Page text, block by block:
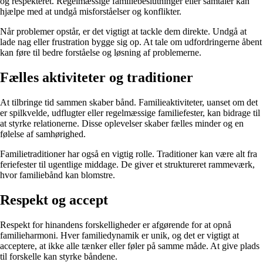
hjælpe med at undgå misforståelser og konflikter.
Når problemer opstår, er det vigtigt at tackle dem direkte. Undgå at
lade nag eller frustration bygge sig op. At tale om udfordringerne åbent
kan føre til bedre forståelse og løsning af problemerne.
Fælles aktiviteter og traditioner
At tilbringe tid sammen skaber bånd. Familieaktiviteter, uanset om det
er spilkvelde, udflugter eller regelmæssige familiefester, kan bidrage til
at styrke relationerne. Disse oplevelser skaber fælles minder og en
følelse af samhørighed.
Familietraditioner har også en vigtig rolle. Traditioner kan være alt fra
feriefester til ugentlige middage. De giver et struktureret rammeværk,
hvor familiebånd kan blomstre.
Respekt og accept
Respekt for hinandens forskelligheder er afgørende for at opnå
familieharmoni. Hver familiedynamik er unik, og det er vigtigt at
acceptere, at ikke alle tænker eller føler på samme måde. At give plads
til forskelle kan styrke båndene.